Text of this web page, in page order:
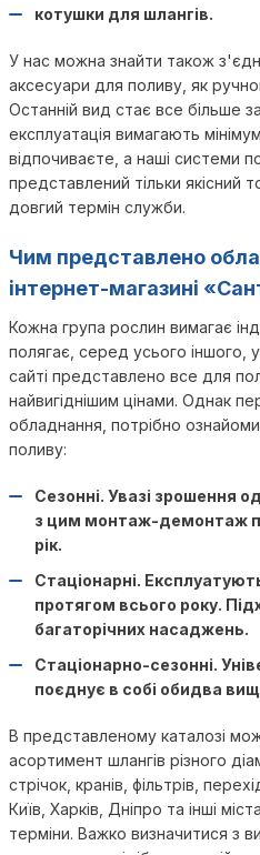
котушки для шлангів.
У нас можна знайти також
аксесуари для поливу, як
Останній вид стає все більше
експлуатація вимагають
відпочиваєте, а наші системи
представлений тільки якісний
довгий термін служби.
Чим представлено
інтернет-магазині
Кожна група рослин вимагає
полягає, серед усього іншого,
сайті представлено все для
найвигіднішим цінами. Однак
обладнання, потрібно
поливу:
Сезонні. Увазі зрошення
з цим монтаж-демонтаж
рік.
Стаціонарні.
протягом всього року.
багаторічних насаджень.
Стаціонарно-сезонні.
поєднує в собі обидва
В представленому каталозі
асортимент шлангів різного
стрічок, кранів, фільтрів,
Київ, Харків, Дніпро та інші
терміни. Важко визначитися з